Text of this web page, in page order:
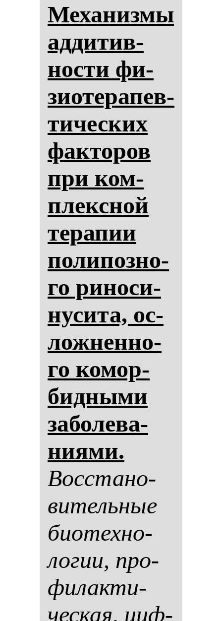
Ме­ха­низ­мы
ад­ди­тив­
нос­ти фи­
зи­оте­ра­пев­
ти­чес­ких
фак­то­ров
при ком­
плексной
те­ра­пии
по­ли­поз­но­
го ри­но­си­
ну­си­та, ос­
лож­нен­но­
го ко­мор­
бид­ны­ми
за­бо­ле­ва­
ни­ями.
Вос­ста­но­
ви­тель­ные
би­отех­но­
ло­гии, про­
фи­лак­ти­
чес­кая, циф­